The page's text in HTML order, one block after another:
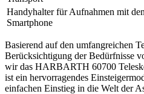
Handyhalter für Aufnahmen mit
Smartphone
Basierend auf den umfangreichen
Berücksichtigung der Bedürfnisse
wir das HARBARTH 60700
ist ein hervorragendes
einfachen Einstieg in die Welt der